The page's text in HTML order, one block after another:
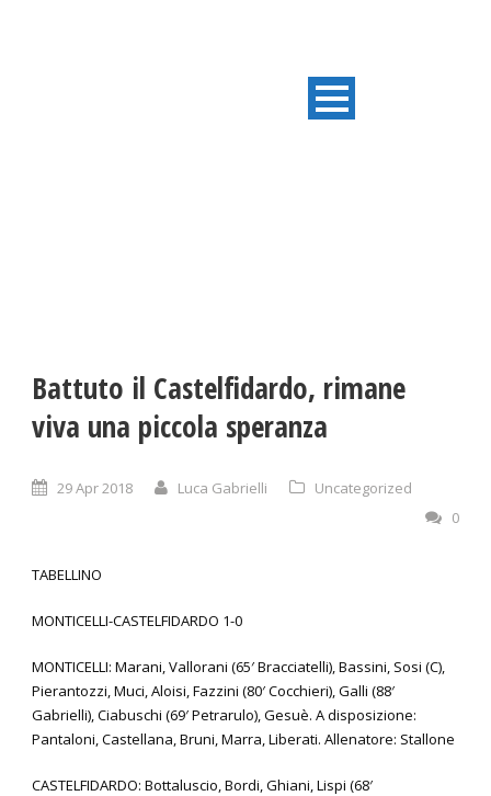
Battuto il Castelfidardo, rimane
viva una piccola speranza
29 Apr 2018 Luca Gabrielli
Uncategorized
0
TABELLINO
MONTICELLI-CASTELFIDARDO 1-0
MONTICELLI: Marani, Vallorani (65′ Bracciatelli), Bassini, Sosi (C),
Pierantozzi, Muci, Aloisi, Fazzini (80′ Cocchieri), Galli (88′
Gabrielli), Ciabuschi (69′ Petrarulo), Gesuè. A disposizione:
Pantaloni, Castellana, Bruni, Marra, Liberati. Allenatore: Stallone
CASTELFIDARDO: Bottaluscio, Bordi, Ghiani, Lispi (68′